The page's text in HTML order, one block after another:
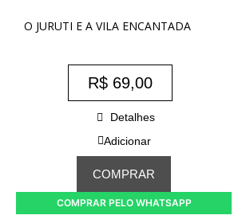
O JURUTI E A VILA ENCANTADA
R$69,00
Detalhes
Adicionar
COMPRAR
COMPRAR PELO WHATSAPP